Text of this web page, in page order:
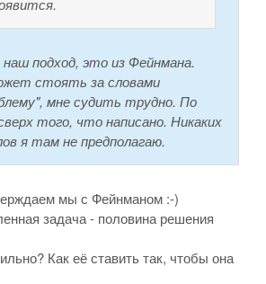
подход, это из Фейнмана.
стоять за словами
мне судить трудно. По
того, что написано. Никаких
я там не предполагаю.
мы с Фейнманом :-)
задача - половина решения
Как её ставить так, чтобы она